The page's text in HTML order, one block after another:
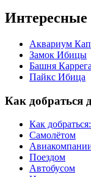
Интересные
Аквариум
Замок Ибицы
Башня
Пайкс Ибица
Как добраться
Как
Самолётом
Поездом
Автобусом